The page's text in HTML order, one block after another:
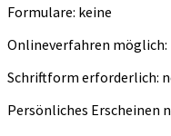
Formulare: keine
Onlineverfahren möglich:
Schriftform erforderlich:
Persönliches Erscheinen